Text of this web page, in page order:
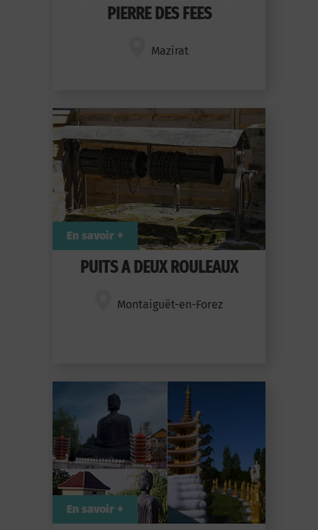
PIERRE DES FEES
Mazirat
PUITS A DEUX ROULEAUX
Montaiguët-en-Forez
En savoir +
En savoir +